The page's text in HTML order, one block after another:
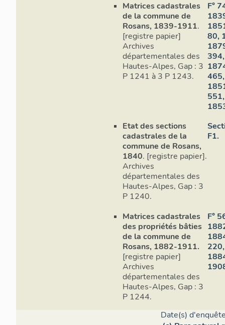
Matrices cadastrales
de la commune de
Rosans, 1839-1911.
[registre papier]
Archives
départementales des
Hautes-Alpes, Gap : 3
P 1241 à 3 P 1243.
F°
80,
394,
465,
551,
Etat des sections
cadastrales de la
commune de Rosans,
1840. [registre papier].
Archives
départementales des
Hautes-Alpes, Gap : 3
P 1240.
F1.
Matrices cadastrales
des propriétés bâties
de la commune de
Rosans, 1882-1911.
[registre papier]
Archives
départementales des
Hautes-Alpes, Gap : 3
P 1244.
F°
220,
Date(s)